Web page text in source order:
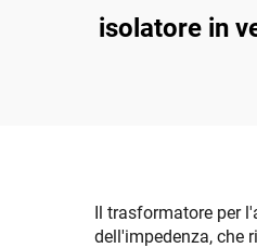
isolatore in
Il trasformatore per
dell'impedenza, che